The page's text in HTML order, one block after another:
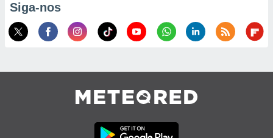
através
Siga-nos